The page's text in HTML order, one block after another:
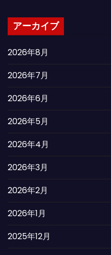
アーカイブ
2026年8月
2026年7月
2026年6月
2026年5月
2026年4月
2026年3月
2026年2月
2026年1月
2025年12月